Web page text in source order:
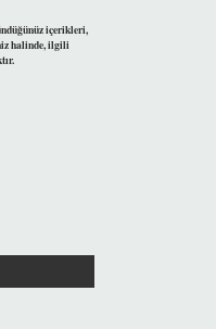
içerikleri,
halinde, ilgili